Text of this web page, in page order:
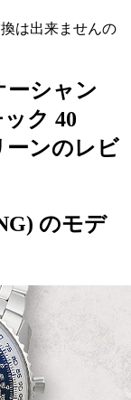
は出来ませんの
ーシャン
ク 40
ーンのレビ
のモデ